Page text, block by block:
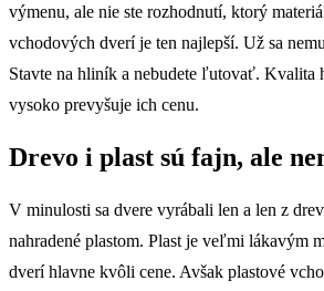
výmenu, ale nie ste rozhodnutí, ktorý
vchodových dverí je ten najlepší. Už sa
Stavte na hliník a nebudete ľutovať. Kvalita
vysoko prevyšuje ich cenu.
Drevo i plast sú fajn, ale
V minulosti sa dvere vyrábali len a len z
nahradené plastom. Plast je veľmi lákavým
dverí hlavne kvôli cene. Avšak plastové